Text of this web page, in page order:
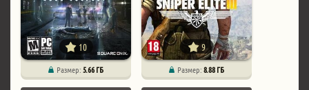
10
Размер:5.66 ГБ
9
Размер:8.88 ГБ